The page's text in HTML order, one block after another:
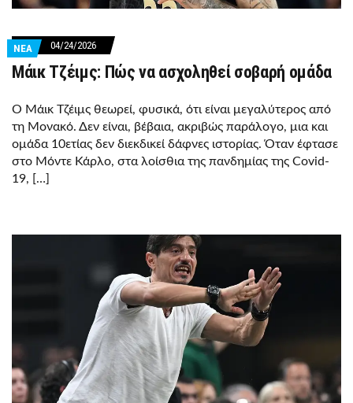
ΝΕΑ 04/24/2026
Μάικ Τζέιμς: Πώς να ασχοληθεί σοβαρή ομάδα
Ο Μάικ Τζέιμς θεωρεί, φυσικά, ότι είναι μεγαλύτερος από
τη Μονακό. Δεν είναι, βέβαια, ακριβώς παράλογο, μια και
ομάδα 10ετίας δεν διεκδικεί δάφνες ιστορίας. Όταν έφτασε
στο Μόντε Κάρλο, στα λοίσθια της πανδημίας της Covid-
19, […]